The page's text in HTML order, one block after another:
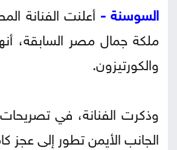
السوسنة - أعلنت الفنانة
والكورتيزون.
الجانب الأيمن تطور إلى عجز